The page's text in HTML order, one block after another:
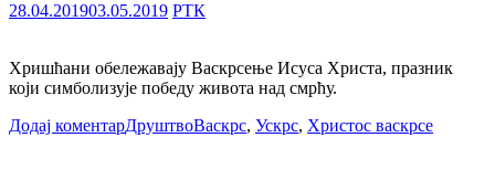
28.04.201903.05.2019 РТК
Хришћани обележавају Васкрсење Исуса Христа, празник
који симболизује победу живота над смрћу.
Додај коментарДруштвоВаскрс, Ускрс, Христос васкрсе